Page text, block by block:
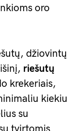
oro
džiovintų
riešutų
krekeriais,
kiekiu
su